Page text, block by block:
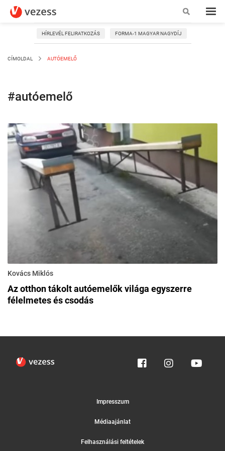
HÍRLEVÉL FELIRATKOZÁS FORMA-1 MAGYAR NAGYDÍJ
CÍMOLDAL AUTÓEMELŐ
#autóemelő
Kovács Miklós
Az otthon tákolt autóemelők világa egyszerre
félelmetes és csodás
Impresszum
Médiaajánlat
Felhasználási feltételek